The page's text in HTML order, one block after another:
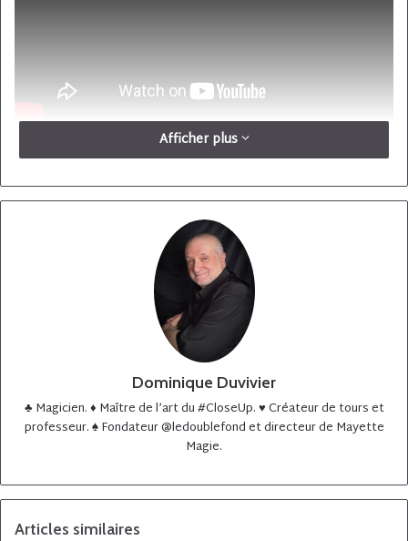
Afficher plus
Dominique Duvivier
♣️ Magicien. ♦️ Maître de l’art du #CloseUp. ♥️ Créateur de tours et
professeur. ♠️ Fondateur @ledoublefond et directeur de Mayette
Magie.
Articles similaires